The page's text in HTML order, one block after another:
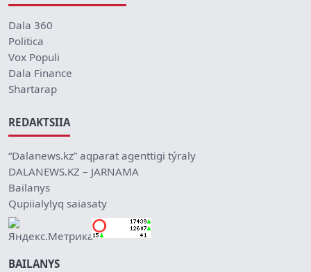
Dala 360
Politica
Vox Populi
Dala Finance
Shartarap
REDAKTSIIA
“Dalanews.kz” aqparat agenttigi týraly
DALANEWS.KZ – JARNAMA
Bailanys
Qupiialylyq saiasaty
BAILANYS